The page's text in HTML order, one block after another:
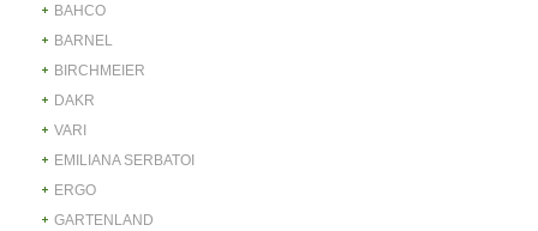
BAHCO
BARNEL
BIRCHMEIER
DAKR
VARI
EMILIANA SERBATOI
ERGO
GARTENLAND